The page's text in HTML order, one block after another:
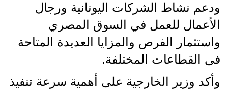
ودعم نشاط الشركات اليونانية ورجال
الأعمال للعمل في السوق المصري
واستثمار الفرص والمزايا العديدة المتاحة
فى القطاعات المختلفة.
وأكد وزير الخارجية على أهمية سرعة تنفيذ